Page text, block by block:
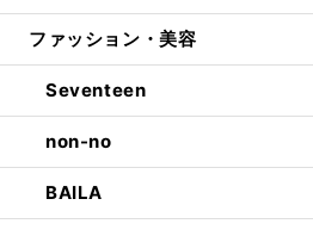
ファッション・美容
Seventeen
non-no
BAILA